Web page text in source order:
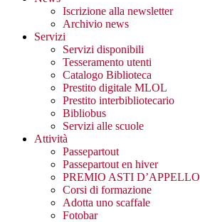
Iscrizione alla newsletter
Archivio news
Servizi
Servizi disponibili
Tesseramento utenti
Catalogo Biblioteca
Prestito digitale MLOL
Prestito interbibliotecario
Bibliobus
Servizi alle scuole
Attività
Passepartout
Passepartout en hiver
PREMIO ASTI D’APPELLO
Corsi di formazione
Adotta uno scaffale
Fotobar